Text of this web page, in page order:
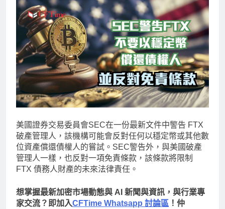
美國證券交易委員會SEC在一份最新文件中警告 FTX
破產管理人，該機構可能會反對任何以穩定幣或其他數
位資產償還債權人的嘗試。SEC警告外，與美國破產
管理人一樣，也反對一項免責條款，該條款將限制
FTX 債務人財產的未來法律責任。
想掌握最新加密市場動態與 AI 新聞與資訊，與行業專
家交流？即加入CFTime Whatsapp 討論區 ！仲